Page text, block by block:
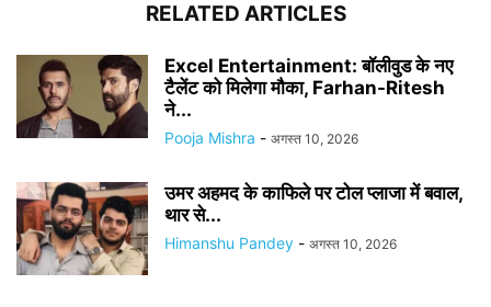
RELATED ARTICLES
Excel Entertainment: बॉलीवुड के नए
टैलेंट को मिलेगा मौका, Farhan-Ritesh
ने...
Pooja Mishra - अगस्त 10, 2026
उमर अहमद के काफिले पर टोल प्लाजा में बवाल,
थार से...
Himanshu Pandey - अगस्त 10, 2026